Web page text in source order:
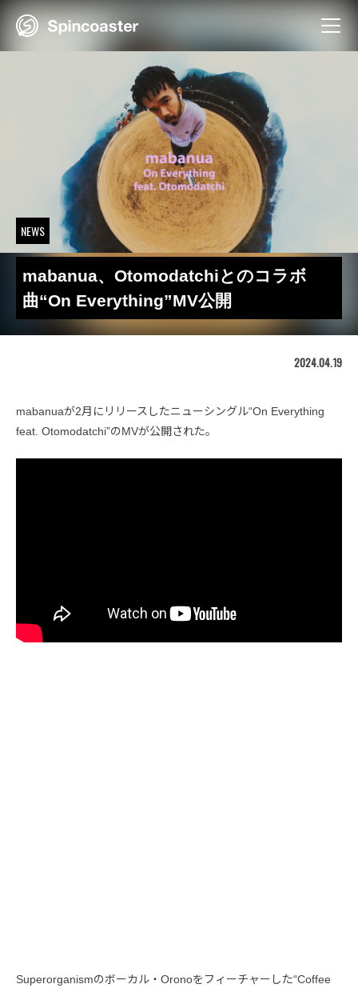
Skip
NEWS
mabanua、Otomodatchiとのコラボ
曲“On Everything”MV公開
2024.04.19
mabanuaが2月にリリースしたニューシングル“On Everything
feat. Otomodatchi”のMVが公開された。
Superorganismのボーカル・Oronoをフィーチャーした“Coffee